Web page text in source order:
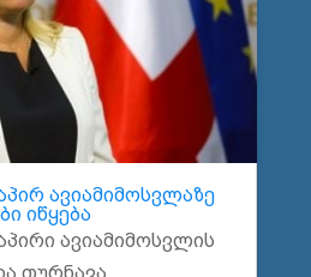
ავიამიმოსვლაზე
იწყება
ავიამიმოსვლის